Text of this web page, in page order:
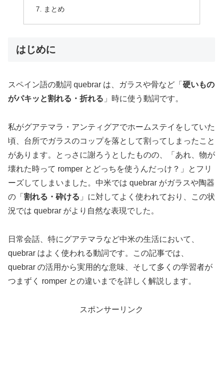
まとめ
はじめに
スペイン語の動詞 quebrar は、ガラスや骨など「 硬いもの
がパキッと割れる・折れる 」時に使う動詞です。
私がグアテマラ・アンティグアでホームステイをしていた
頃、台所でガラスのコップを落として割ってしまったこと
があります。とっさに謝ろうとしたものの、「あれ、物が
壊れた時って romper とどっちを使うんだっけ？」とフリ
ーズしてしまいました。中米では quebrar がガラスや陶器
の「 割れる・砕ける 」に対してよく使われており、この状
況では quebrar がより自然な表現でした。
日常会話、特にグアテマラなど中米の生活において、
quebrar はよく使われる動詞です。この記事では、
quebrar の活用から実用的な意味、そして多くの学習者が
つまずく romper との違いまでを詳しく解説します。
スポンサーリンク